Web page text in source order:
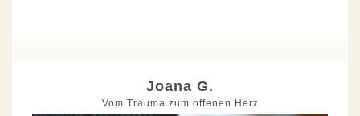
Joana G.
Vom Trauma zum offenen Herz